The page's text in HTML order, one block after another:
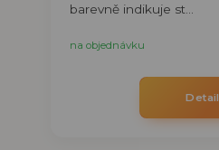
barevně indikuje st...
na objednávku
Detail